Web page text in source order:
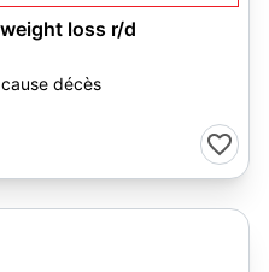
loss r/d
décès